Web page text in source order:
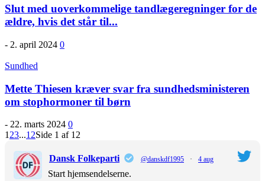
Slut med uoverkommelige tandlægeregninger for de
ældre, hvis det står til...
- 2. april 2024 0
Sundhed
Mette Thiesen kræver svar fra sundhedsministeren
om stophormoner til børn
- 22. marts 2024 0
1 23...12Side 1 af 12
Dansk Folkeparti @danskdf1995 · 4 aug
Start hjemsendelserne.